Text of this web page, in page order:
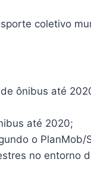
coletivo
ônibus até
até 2020;
o PlanMob/
no entorno